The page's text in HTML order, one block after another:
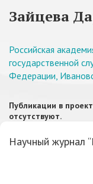
Зайцева
Российская
государственной
Федерации,
Публикации в
отсутствуют.
Научный журнал